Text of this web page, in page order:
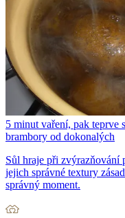
5 minut vaření, pak teprve
brambory od dokonalých
Sůl hraje při zvýrazňování
jejich správné textury
správný moment.